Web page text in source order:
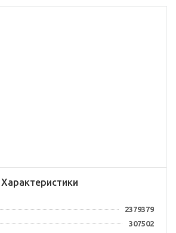
Характеристики
2379379
307502